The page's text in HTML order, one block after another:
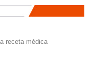
receta médica